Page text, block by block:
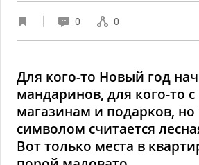
0 0
Для кого-то Новый год
мандаринов, для кого-то
магазинам и подарков, но
символом считается
Вот только места в